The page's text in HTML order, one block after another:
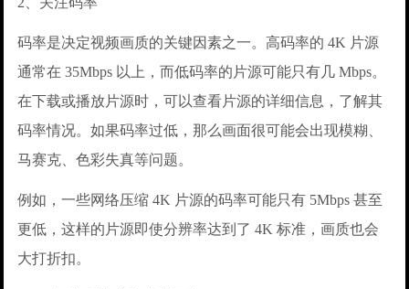
码率是决定视频画质的关键因素之一。高码率的 4K 片源
通常在 35Mbps 以上，而低码率的片源可能只有几 Mbps。
在下载或播放片源时，可以查看片源的详细信息，了解其
码率情况。如果码率过低，那么画面很可能会出现模糊、
马赛克、色彩失真等问题。
例如，一些网络压缩 4K 片源的码率可能只有 5Mbps 甚至
更低，这样的片源即使分辨率达到了 4K 标准，画质也会
大打折扣。